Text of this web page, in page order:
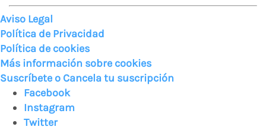
Aviso Legal
Política de Privacidad
Política de cookies
Más información sobre cookies
Suscríbete o Cancela tu suscripción
Facebook
Instagram
Twitter